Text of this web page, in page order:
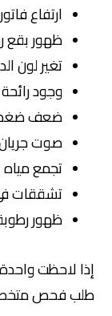
ارتفاع
ظهور بقع
تغير لون
وجود
ضعف ضغط
صوت جريان
تجمع مياه
تشققات
ظهور
إذا لاحظت
طلب فحص